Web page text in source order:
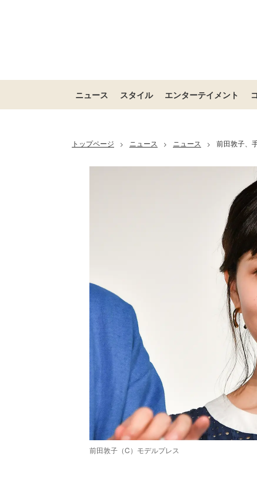
ニュース スタイル エンターテイメント
トップページ > ニュース > ニュース > 前田敦子、
前田敦子（C）モデルプレス